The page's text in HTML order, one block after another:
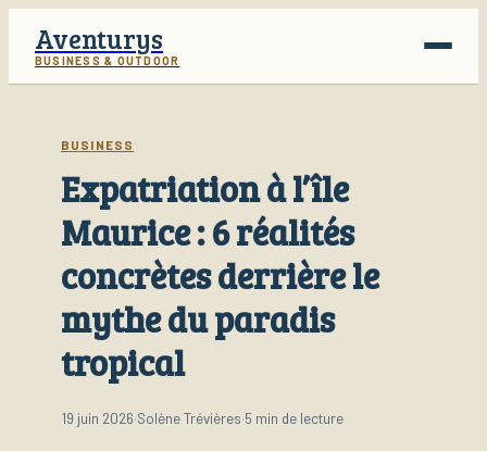
Aventurys
BUSINESS & OUTDOOR
Business
Finance
Lifestyle
BUSINESS
Expatriation à l’île
Maurice : 6 réalités
concrètes derrière le
mythe du paradis
tropical
19 juin 2026·Solène Trévières·5 min de lecture